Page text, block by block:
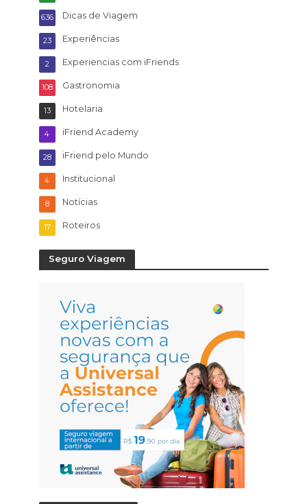
Dicas de Viagem
636
Experiências
23
Experiencias com iFriends
2
Gastronomia
108
Hotelaria
13
iFriend Academy
4
iFriend pelo Mundo
28
Institucional
4
Notícias
8
Roteiros
17
Seguro Viagem